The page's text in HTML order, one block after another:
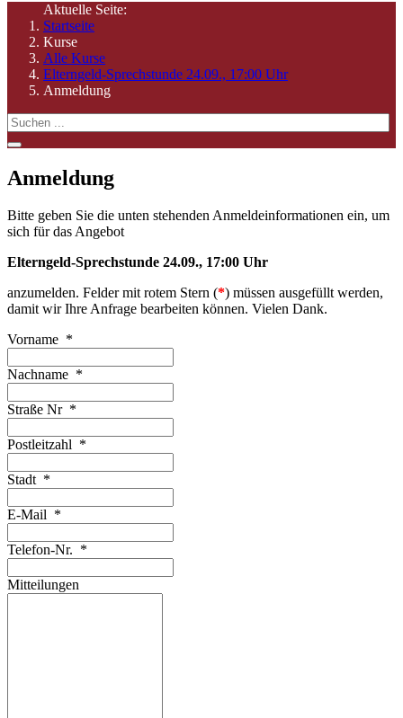
Aktuelle Seite:
Startseite
Kurse
Alle Kurse
Elterngeld-Sprechstunde 24.09., 17:00 Uhr
Anmeldung
Anmeldung
Bitte geben Sie die unten stehenden Anmeldeinformationen ein, um
sich für das Angebot
Elterngeld-Sprechstunde 24.09., 17:00 Uhr
anzumelden. Felder mit rotem Stern (*) müssen ausgefüllt werden,
damit wir Ihre Anfrage bearbeiten können. Vielen Dank.
Vorname *
Nachname *
Straße Nr *
Postleitzahl *
Stadt *
E-Mail *
Telefon-Nr. *
Mitteilungen